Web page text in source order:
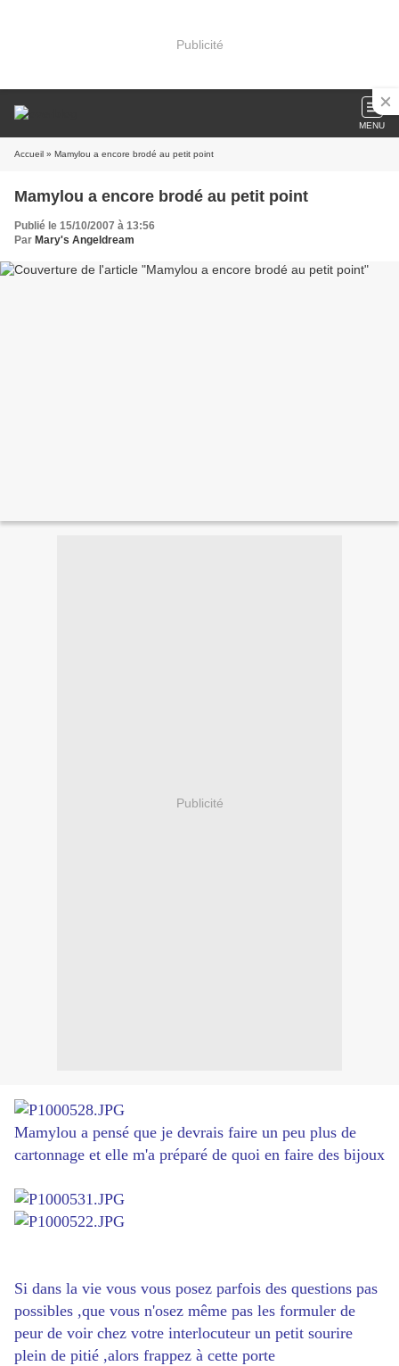
Publicité
MENU
Accueil » Mamylou a encore brodé au petit point
Mamylou a encore brodé au petit point
Publié le 15/10/2007 à 13:56
Par Mary's Angeldream
Publicité
Mamylou a pensé que je devrais faire un peu plus de
cartonnage et elle m'a préparé de quoi en faire des bijoux
Si dans la vie vous vous posez parfois des questions pas
possibles ,que vous n'osez même pas les formuler de
peur de voir chez votre interlocuteur un petit sourire
plein de pitié ,alors frappez à cette porte